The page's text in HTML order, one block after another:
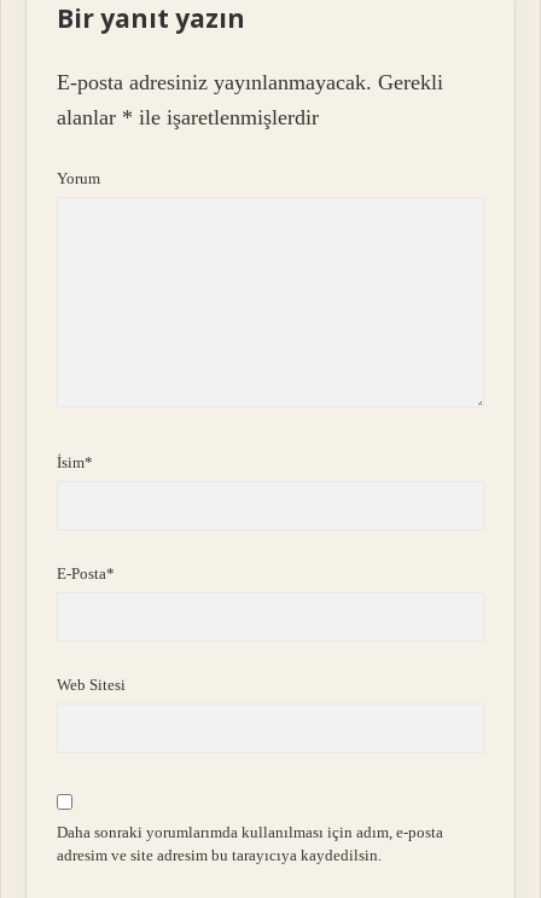
Bir yanıt yazın
E-posta adresiniz yayınlanmayacak. Gerekli
alanlar * ile işaretlenmişlerdir
Yorum
İsim*
E-Posta*
Web Sitesi
Daha sonraki yorumlarımda kullanılması için adım, e-posta
adresim ve site adresim bu tarayıcıya kaydedilsin.